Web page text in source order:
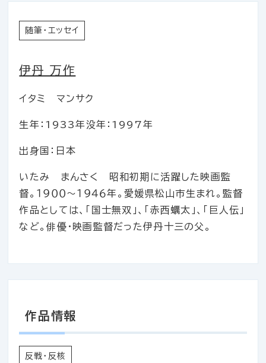
随筆・エッセイ
伊丹 万作
イタミ マンサク
生年：1933年没年：1997年
出身国：日本
いたみ まんさく 昭和初期に活躍した映画監
督。１９００～１９４６年。愛媛県松山市生まれ。監督
作品としては、「国士無双」、「赤西蠣太」、「巨人伝」
など。俳優・映画監督だった伊丹十三の父。
作品情報
反戦・反核